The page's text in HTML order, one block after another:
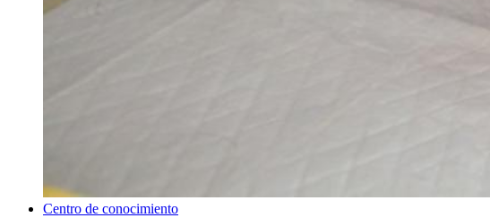
Centro de conocimiento